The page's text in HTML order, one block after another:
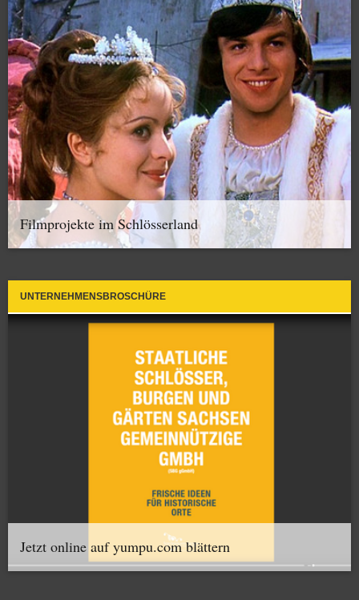
Filmprojekte im Schlösserland
UNTERNEHMENSBROSCHÜRE
Jetzt online auf yumpu.com blättern